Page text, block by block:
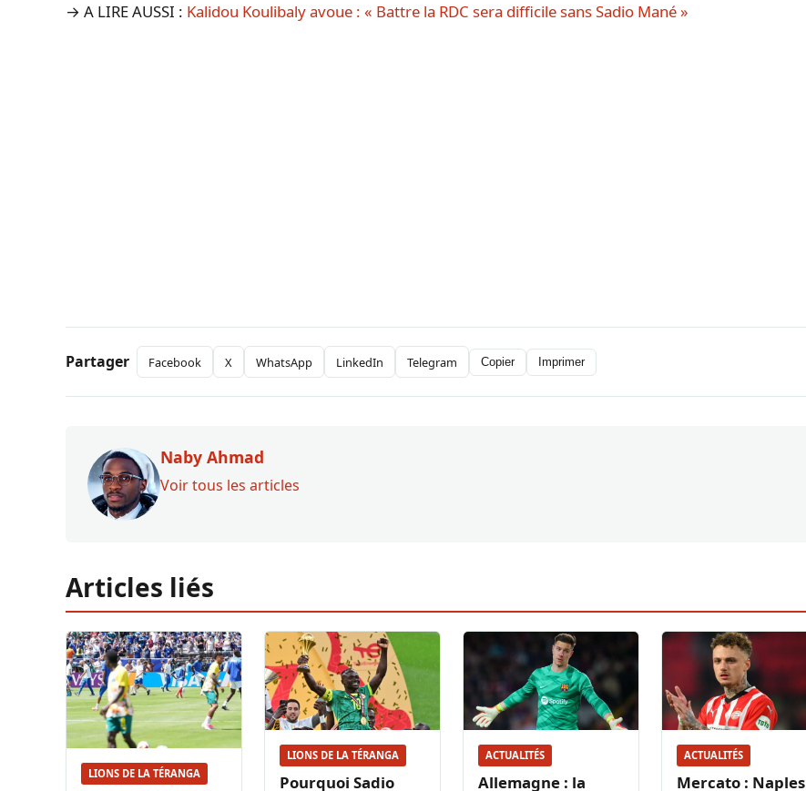
→ A LIRE AUSSI : Kalidou Koulibaly avoue : « Battre la RDC sera difficile sans Sadio Mané »
Partager Facebook X WhatsApp LinkedIn Telegram Copier Imprimer
Naby Ahmad
Voir tous les articles
Articles liés
LIONS DE LA TÉRANGA
LIONS DE LA TÉRANGA
Pourquoi Sadio
ACTUALITÉS
Allemagne : la
ACTUALITÉS
Mercato : Naples